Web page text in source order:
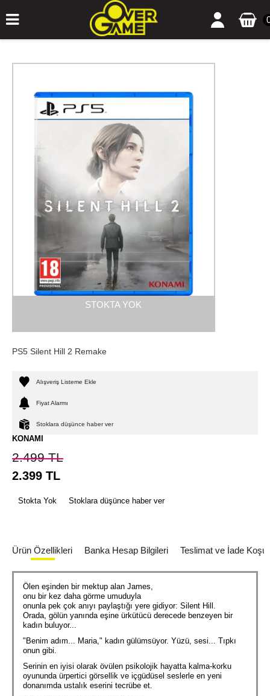
STOKTA YOK
PS5 Silent Hill 2 Remake
Alışveriş Listeme Ekle
Fiyat Alarmı
Stoklara düşünce haber ver
KONAMI
2.499TL
2.399 TL
Stokta Yok Stoklara düşünce haber ver
Ürün Özellikleri Banka Hesap Bilgileri Teslimat ve İade
Ölen eşinden bir mektup alan James,
onu bir kez daha görme umuduyla
onunla pek çok anıyı paylaştığı yere gidiyor: Silent Hill.
Orada, gölün yanında eşine ürkütücü derecede benzeyen bir
kadın buluyor...
"Benim adım... Maria," kadın gülümsüyor. Yüzü, sesi... Tıpkı
onun gibi.
Serinin en iyisi olarak övülen psikolojik hayatta kalma-korku
oyununda ürpertici görsellik ve içgüdüsel seslerle en yeni
donanımda ustalık eserini tecrübe et.